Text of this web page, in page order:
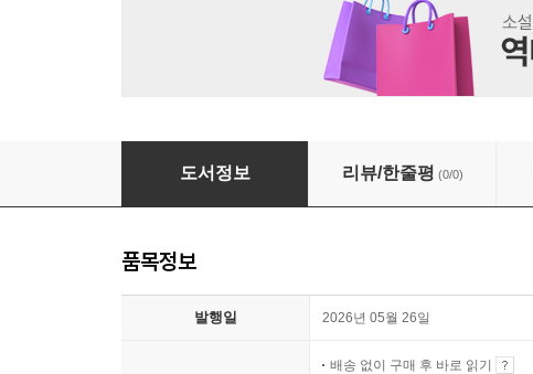
영문거리 끝의 문
도서정보 리뷰/한줄평 (0/0)
품목정보
발행일 2026년 05월 26일
배송 없이 구매 후 바로 읽기